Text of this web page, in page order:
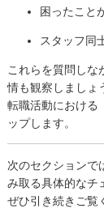
困ったこと
スタッフ同
これらを質問しな
情も観察しましょ
転職活動における
ップします。
次のセクションで
み取る具体的なチ
ぜひ引き続きご覧